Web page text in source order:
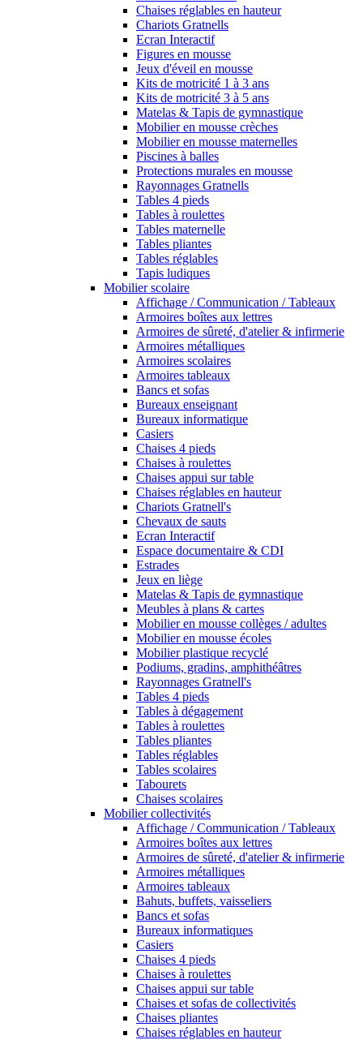
Chaises réglables en hauteur
Chariots Gratnells
Ecran Interactif
Figures en mousse
Jeux d'éveil en mousse
Kits de motricité 1 à 3 ans
Kits de motricité 3 à 5 ans
Matelas & Tapis de gymnastique
Mobilier en mousse crèches
Mobilier en mousse maternelles
Piscines à balles
Protections murales en mousse
Rayonnages Gratnells
Tables 4 pieds
Tables à roulettes
Tables maternelle
Tables pliantes
Tables réglables
Tapis ludiques
Mobilier scolaire
Affichage / Communication / Tableaux
Armoires boîtes aux lettres
Armoires de sûreté, d'atelier & infirmerie
Armoires métalliques
Armoires scolaires
Armoires tableaux
Bancs et sofas
Bureaux enseignant
Bureaux informatique
Casiers
Chaises 4 pieds
Chaises à roulettes
Chaises appui sur table
Chaises réglables en hauteur
Chariots Gratnell's
Chevaux de sauts
Ecran Interactif
Espace documentaire & CDI
Estrades
Jeux en liège
Matelas & Tapis de gymnastique
Meubles à plans & cartes
Mobilier en mousse collèges / adultes
Mobilier en mousse écoles
Mobilier plastique recyclé
Podiums, gradins, amphithéâtres
Rayonnages Gratnell's
Tables 4 pieds
Tables à dégagement
Tables à roulettes
Tables pliantes
Tables réglables
Tables scolaires
Tabourets
Chaises scolaires
Mobilier collectivités
Affichage / Communication / Tableaux
Armoires boîtes aux lettres
Armoires de sûreté, d'atelier & infirmerie
Armoires métalliques
Armoires tableaux
Bahuts, buffets, vaisseliers
Bancs et sofas
Bureaux informatiques
Casiers
Chaises 4 pieds
Chaises à roulettes
Chaises appui sur table
Chaises et sofas de collectivités
Chaises pliantes
Chaises réglables en hauteur